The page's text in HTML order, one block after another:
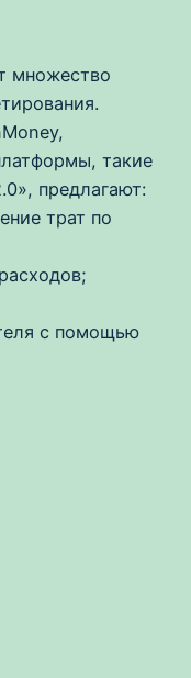
множество
такие
предлагают:
трат по
с помощью